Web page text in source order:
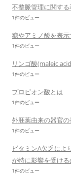
不整脈管理に関す
1件のビュー
糖やアミノ酸を表
1件のビュー
リンゴ酸(maleic
1件のビュー
プロピオン酸とは
1件のビュー
外胚葉由来の器官
1件のビュー
ビタミンA欠乏によ
が特に影響を受け
1件のビュー